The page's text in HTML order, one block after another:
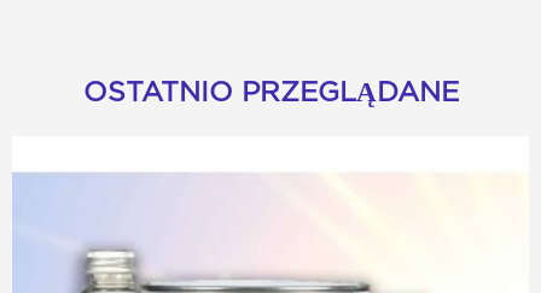
OSTATNIO PRZEGLĄDANE